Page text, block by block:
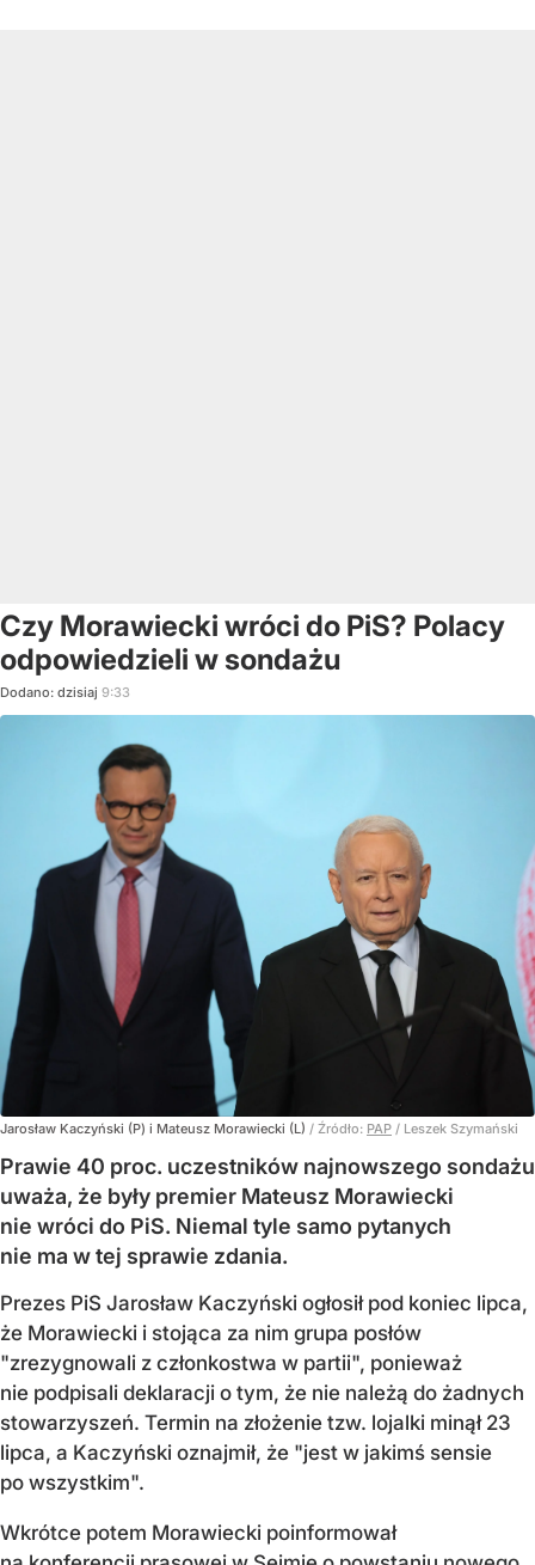
Czy Morawiecki wróci do PiS? Polacy
odpowiedzieli w sondażu
Dodano: dzisiaj 9:33
Jarosław Kaczyński (P) i Mateusz Morawiecki (L) / Źródło: PAP / Leszek Szymański
Prawie 40 proc. uczestników najnowszego sondażu
uważa, że były premier Mateusz Morawiecki
nie wróci do PiS. Niemal tyle samo pytanych
nie ma w tej sprawie zdania.
Prezes PiS Jarosław Kaczyński ogłosił pod koniec lipca,
że Morawiecki i stojąca za nim grupa posłów
"zrezygnowali z członkostwa w partii", ponieważ
nie podpisali deklaracji o tym, że nie należą do żadnych
stowarzyszeń. Termin na złożenie tzw. lojalki minął 23
lipca, a Kaczyński oznajmił, że "jest w jakimś sensie
po wszystkim".
Wkrótce potem Morawiecki poinformował